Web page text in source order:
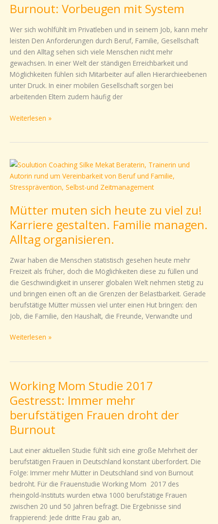
Burnout: Vorbeugen mit System
Wer sich wohlfühlt im Privatleben und in seinem Job, kann mehr
leisten Den Anforderungen durch Beruf, Familie, Gesellschaft
und den Alltag sehen sich viele Menschen nicht mehr
gewachsen. In einer Welt der ständigen Erreichbarkeit und
Möglichkeiten fühlen sich Mitarbeiter auf allen Hierarchieebenen
unter Druck. In einer mobilen Gesellschaft sorgen bei
arbeitenden Eltern zudem häufig der
Burnout:
mit
System
Weiterlesen »
Mütter muten sich heute zu viel zu!
Karriere gestalten. Familie managen.
Alltag organisieren.
Zwar haben die Menschen statistisch gesehen heute mehr
Freizeit als früher, doch die Möglichkeiten diese zu füllen und
die Geschwindigkeit in unserer globalen Welt nehmen stetig zu
und bringen einen oft an die Grenzen der Belastbarkeit. Gerade
berufstätige Mütter müssen viel unter einen Hut bringen: den
Job, die Familie, den Haushalt, die Freunde, Verwandte und
Mütter
muten
sich
zu
viel
zu!
Karriere
Familie
managen.
Alltag
organisieren.
Weiterlesen »
Working Mom Studie 2017
Gestresst: Immer mehr
berufstätigen Frauen droht der
Burnout
Laut einer aktuellen Studie fühlt sich eine große Mehrheit der
berufstätigen Frauen in Deutschland konstant überfordert. Die
Folge: Immer mehr Mütter in Deutschland sind von Burnout
bedroht. Für die Frauenstudie Working Mom 2017 des
rheingold-Instituts wurden etwa 1000 berufstätige Frauen
zwischen 20 und 50 Jahren befragt. Die Ergebnisse sind
frappierend: Jede dritte Frau gab an,
Working
Mom
Studie
2017
Gestresst:
mehr
berufstätigen
Frauen
droht
der
Burnout